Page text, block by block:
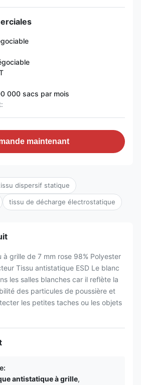
000 sacs par mois
maintenant
dispersif statique
tissu de décharge électrostatique
à grille de 7 mm rose 98% Polyester
Tissu antistatique ESD Le blanc
les salles blanches car il reflète la
des particules de poussière et
les petites taches ou les objets
antistatique à grille,